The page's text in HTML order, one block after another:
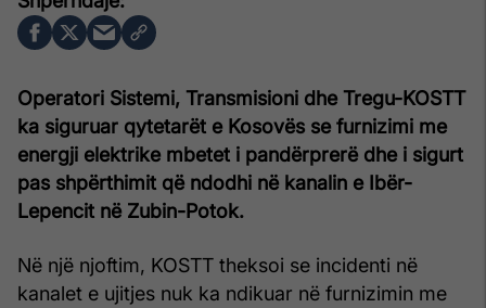
Operatori Sistemi, Transmisioni dhe Tregu-KOSTT
ka siguruar qytetarët e Kosovës se furnizimi me
energji elektrike mbetet i pandërprerë dhe i sigurt
pas shpërthimit që ndodhi në kanalin e Ibër-
Lepencit në Zubin-Potok.
Në një njoftim, KOSTT theksoi se incidenti në
kanalet e ujitjes nuk ka ndikuar në furnizimin me